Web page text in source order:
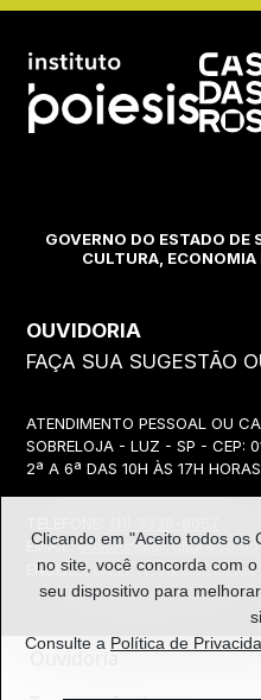
Clicando em "Aceito todos os
no site, você concorda com o
seu dispositivo para
Consulte a Política de
Acessar site do
GOVERNO DO ESTADO DE
CULTURA,
OUVIDORIA
FAÇA SUA SUGESTÃO
ATENDIMENTO PESSOAL OU
SOBRELOJA - LUZ - SP - CEP:
2ª A 6ª DAS 10H ÀS 17H HORAS
EMAIL:
ENDEREÇO ELETRÔNICO:
Ouvidoria